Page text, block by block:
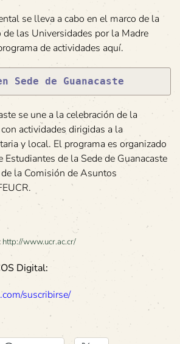
se lleva a cabo en el marco de la
las Universidades por la Madre
de actividades aquí.
Sede de Guanacaste
se une a la celebración de la
actividades dirigidas a la
y local. El programa es organizado
Estudiantes de la Sede de Guanacaste
la Comisión de Asuntos
http://www.ucr.ac.cr/
Digital:
suscribirse/